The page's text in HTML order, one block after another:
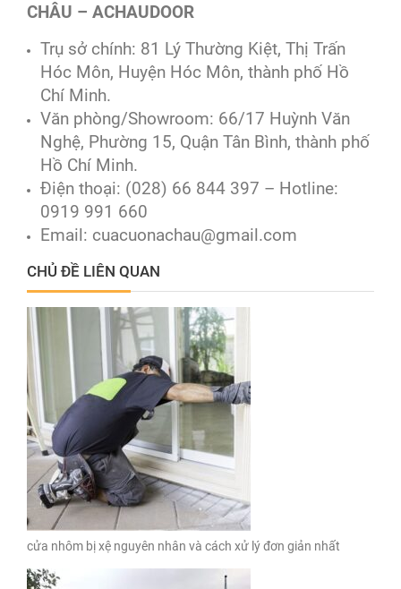
CHÂU – ACHAUDOOR
Trụ sở chính: 81 Lý Thường Kiệt, Thị Trấn
Hóc Môn, Huyện Hóc Môn, thành phố Hồ
Chí Minh.
Văn phòng/Showroom: 66/17 Huỳnh Văn
Nghệ, Phường 15, Quận Tân Bình, thành phố
Hồ Chí Minh.
Điện thoại: (028) 66 844 397 – Hotline:
0919 991 660
Email: cuacuonachau@gmail.com
CHỦ ĐỀ LIÊN QUAN
cửa nhôm bị xệ nguyên nhân và cách xử lý đơn giản nhất